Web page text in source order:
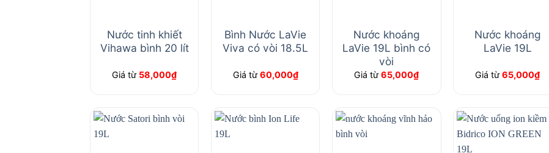
Nước tinh khiết
Vihawa bình 20 lít
Giá từ 58,000₫
Bình Nước LaVie
Viva có vòi 18.5L
Giá từ 60,000₫
Nước khoáng
LaVie 19L bình có
vòi
Giá từ65,000₫
Nước khoáng
LaVie 19L
Giá từ65,000₫